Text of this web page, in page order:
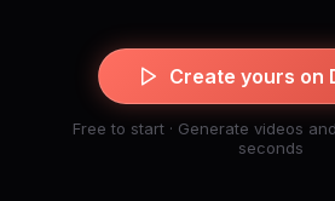
Create yours on
Free to start · Generate videos
seconds